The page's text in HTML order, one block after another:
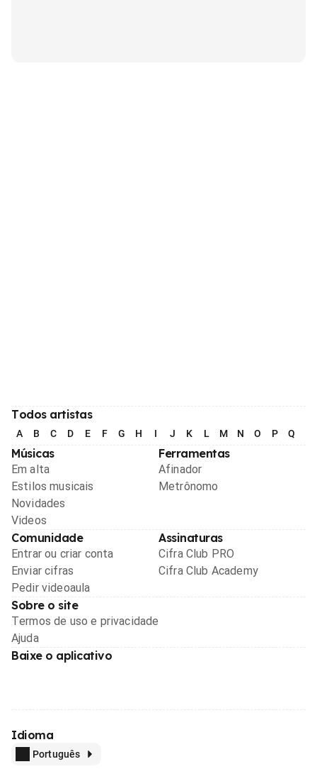
Todos artistas
A B C D E F G H I J K L M N O P Q
Músicas
Em alta
Estilos musicais
Novidades
Videos
Ferramentas
Afinador
Metrônomo
Comunidade
Entrar ou criar conta
Enviar cifras
Pedir videoaula
Assinaturas
Cifra Club PRO
Cifra Club Academy
Sobre o site
Termos de uso e privacidade
Ajuda
Baixe o aplicativo
Idioma
Português